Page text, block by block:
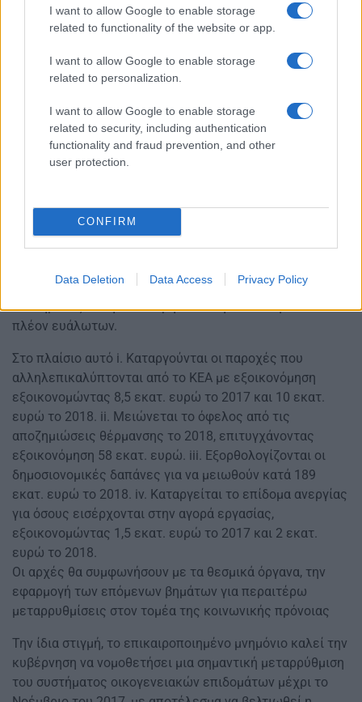
I want to allow Google to enable storage
related to functionality of the website or app.
I want to allow Google to enable storage
related to personalization.
I want to allow Google to enable storage
related to security, including authentication
functionality and fraud prevention, and other
user protection.
CONFIRM
Data Deletion Data Access Privacy Policy
νομοθεσία για την επίτευξη σημαντικής μεταρρύθμισης
του συστήματος κοινωνικής πρόνοιας, με βάση τις
σχετικές συστάσεις της ανασκόπησης κοινωνικής
Στόχος είναι να υπάρξει εξορθολογισμός του
συστήματος και η καλύτερη εστίαση των αναγκών των
πλέον ευάλωτων.
Στο πλαίσιο αυτό i. Καταργούνται οι παροχές που
αλληλεπικαλύπτονται από το ΚΕΑ με εξοικονόμηση
εξοικονομώντας 8,5 εκατ. ευρώ το 2017 και 10 εκατ.
ευρώ το 2018. ii. Μειώνεται το όφελος από τις
αποζημιώσεις θέρμανσης το 2018, επιτυγχάνοντας
εξοικονόμηση 58 εκατ. ευρώ. iii. Εξορθολογίζονται οι
δημοσιονομικές δαπάνες για να μειωθούν κατά 189
εκατ. ευρώ το 2018. iv. Καταργείται το επίδομα ανεργίας
για όσους εισέρχονται στην αγορά εργασίας,
εξοικονομώντας 1,5 εκατ. ευρώ το 2017 και 2 εκατ.
ευρώ το 2018.
Οι αρχές θα συμφωνήσουν με τα θεσμικά όργανα, την
εφαρμογή των επόμενων βημάτων για περαιτέρω
μεταρρυθμίσεις στον τομέα της κοινωνικής πρόνοιας
Την ίδια στιγμή, το επικαιροποιημένο μνημόνιο καλεί την
κυβέρνηση να νομοθετήσει μια σημαντική μεταρρύθμιση
του συστήματος οικογενειακών επιδομάτων μέχρι το